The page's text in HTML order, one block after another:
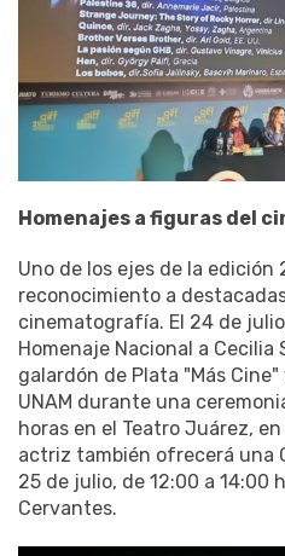
Homenajes a figuras del
Uno de los ejes de la edición
reconocimiento a
cinematografía. El 24 de
Homenaje Nacional a Cecilia
galardón de Plata "Más
UNAM durante una
horas en el Teatro Juárez,
actriz también ofrecerá una
25 de julio, de 12:00 a 14:00
Cervantes.